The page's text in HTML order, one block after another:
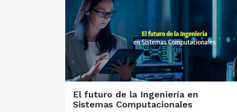
El futuro de la Ingeniería en
Sistemas Computacionales